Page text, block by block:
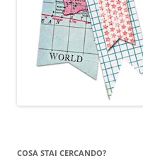
COSA STAI CERCANDO?